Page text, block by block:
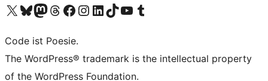
Das X-Konto (früher Twitter) von WordPress.org besuchen
Das Bluesky-Konto von WordPress.org besuchen
Das Mastodon-Konto von WordPress.org besuchen
Das Threads-Konto von WordPress.org besuchen
Die Facebook-Seite von WordPress.org besuchen
Das Instagram-Konto von WordPress.org besuchen
Das LinkedIn-Konto von WordPress.org besuchen
Das TikTok-Konto von WordPress.org besuchen
Den YouTube-Kanal von WordPress.org besuchen
Das Tumblr-Konto von WordPress.org besuchen
Code ist Poesie.
The WordPress® trademark is the intellectual property
of the WordPress Foundation.